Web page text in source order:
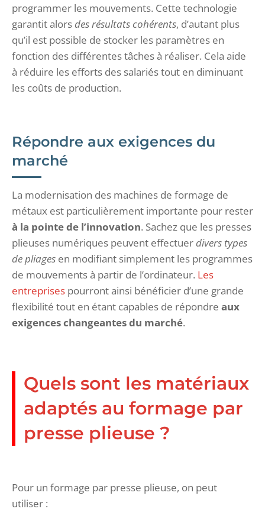
programmer les mouvements. Cette technologie
garantit alors des résultats cohérents, d’autant plus
qu’il est possible de stocker les paramètres en
fonction des différentes tâches à réaliser. Cela aide
à réduire les efforts des salariés tout en diminuant
les coûts de production.
Répondre aux exigences du
marché
La modernisation des machines de formage de
métaux est particulièrement importante pour rester
à la pointe de l’innovation. Sachez que les presses
plieuses numériques peuvent effectuer divers types
de pliages en modifiant simplement les programmes
de mouvements à partir de l’ordinateur. Les
entreprises pourront ainsi bénéficier d’une grande
flexibilité tout en étant capables de répondre aux
exigences changeantes du marché.
Quels sont les matériaux
adaptés au formage par
presse plieuse ?
Pour un formage par presse plieuse, on peut
utiliser :